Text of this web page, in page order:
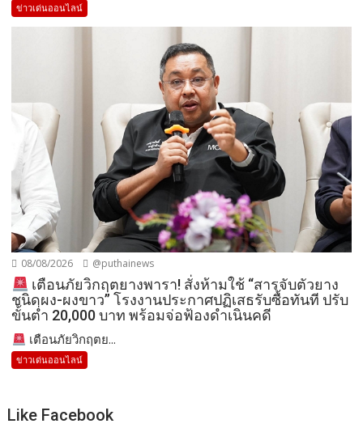
ข่าวเด่นออนไลน์
08/08/2026 @puthainews
เตือนภัยวิกฤตยางพารา! สั่งห้ามใช้ “สารจับตัวยาง
ชนิดผง-ผงขาว” โรงงานประกาศปฏิเสธรับซื้อทันที ปรับ
ขั้นต่ำ 20,000 บาท พร้อมจ่อฟ้องดำเนินคดี
เตือนภัยวิกฤตย...
ข่าวเด่นออนไลน์
Like Facebook